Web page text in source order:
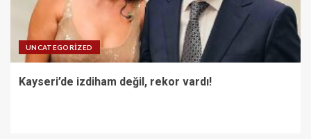
UNCATEGORIZED
Kayseri’de izdiham değil, rekor vardı!